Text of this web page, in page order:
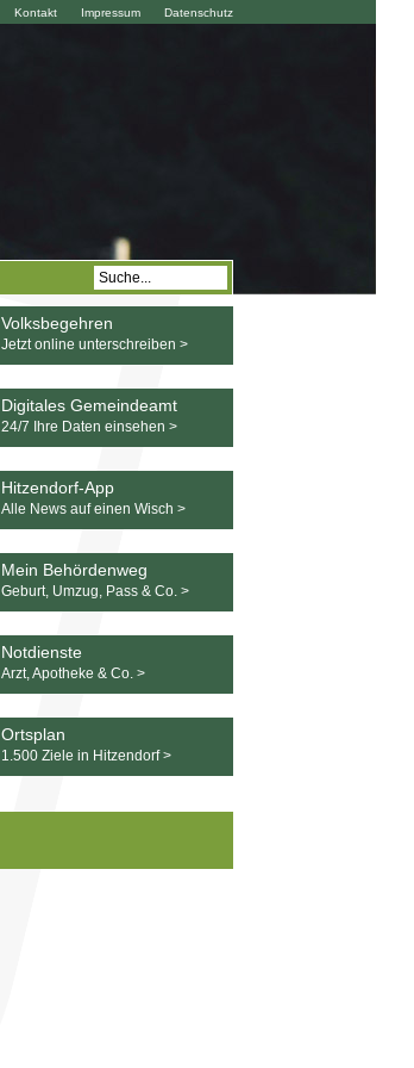
Datenschutz
Impressum
Kontakt
Volksbegehren
Jetzt online unterschreiben >
Digitales Gemeindeamt
24/7 Ihre Daten einsehen >
Hitzendorf-App
Alle News auf einen Wisch >
Mein Behördenweg
Geburt, Umzug, Pass & Co. >
Notdienste
Arzt, Apotheke & Co. >
Ortsplan
1.500 Ziele in Hitzendorf >